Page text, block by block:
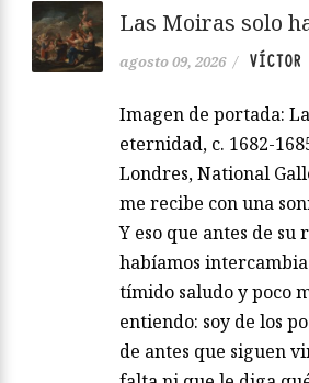
Las Moiras solo
agosto 09, 2026 / VÍCTOR
Imagen de portada:
eternidad, c. 1682-
Londres, National
me recibe con una
Y eso que antes de su
habíamos
tímido saludo y poco
entiendo: soy de los
de antes que siguen